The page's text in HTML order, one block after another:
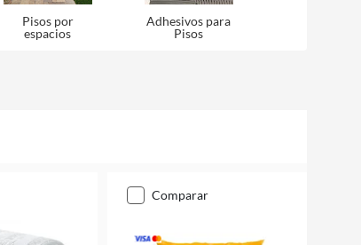
Pisos por
espacios
Adhesivos para
Pisos
comparar